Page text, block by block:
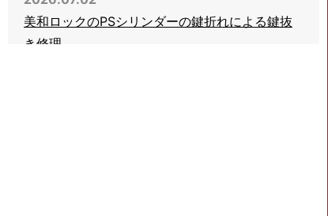
美和ロックのPSシリンダーの鍵折れによる鍵抜
き修理